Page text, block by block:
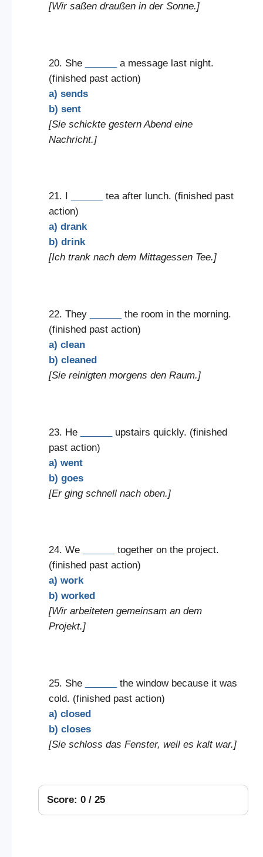
[Wir saßen draußen in der Sonne.]
20. She
a message last night.
(finished past action)
a) sends
b) sent
[Sie schickte gestern Abend eine
Nachricht.]
21. I
tea after lunch. (finished past
action)
a) drank
b) drink
[Ich trank nach dem Mittagessen Tee.]
22. They
the room in the morning.
(finished past action)
a) clean
b) cleaned
[Sie reinigten morgens den Raum.]
23. He
upstairs quickly. (finished
past action)
a) went
b) goes
[Er ging schnell nach oben.]
24. We
together on the project.
(finished past action)
a) work
b) worked
[Wir arbeiteten gemeinsam an dem
Projekt.]
25. She
the window because it was
cold. (finished past action)
a) closed
b) closes
[Sie schloss das Fenster, weil es kalt war.]
Score: 0 / 25